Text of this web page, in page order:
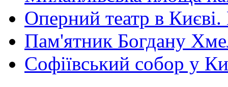
Оперний театр в
Пам'ятник Богдану
Софіївський собор у